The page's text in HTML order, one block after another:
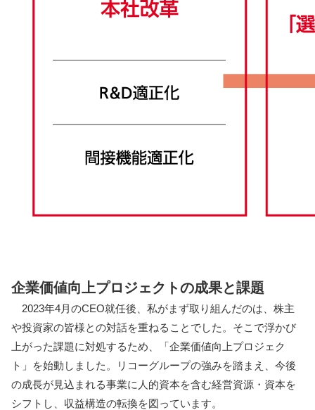
企業価値向上プロジェクトの成果と課題
2023年4月のCEO就任後、私がまず取り組んだのは、株主
や投資家の皆様との対話を重ねることでした。そこで浮かび
上がった課題に対処するため、「企業価値向上プロジェク
ト」を始動しました。リコーグループの強みを踏まえ、今後
の成長が見込まれる事業に⼈的資本を含む経営資源・資本を
シフトし、収益構造の転換を図っています。